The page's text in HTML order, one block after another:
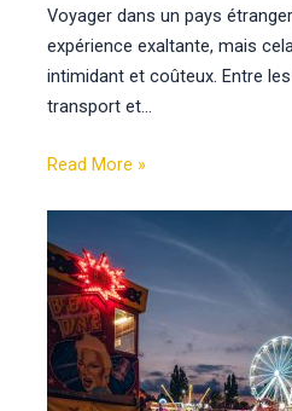
Voyager dans un pays
expérience exaltante, mais
intimidant et coûteux. Entre
transport et…
Read More »